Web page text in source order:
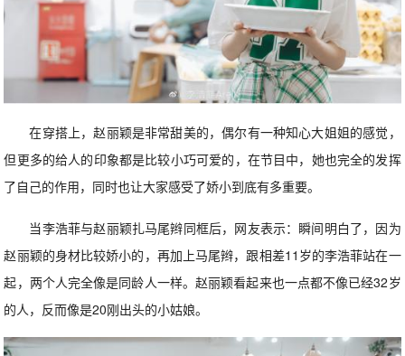
在穿搭上，赵丽颖是非常甜美的，偶尔有一种知心大姐姐的感觉，
但更多的给人的印象都是比较小巧可爱的，在节目中，她也完全的发挥
了自己的作用，同时也让大家感受了娇小到底有多重要。
当李浩菲与赵丽颖扎马尾辫同框后，网友表示：瞬间明白了，因为
赵丽颖的身材比较娇小的，再加上马尾辫，跟相差11岁的李浩菲站在一
起，两个人完全像是同龄人一样。赵丽颖看起来也一点都不像已经32岁
的人，反而像是20刚出头的小姑娘。